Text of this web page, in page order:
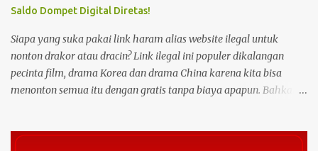
Saldo Dompet Digital Diretas!
Siapa yang suka pakai link haram alias website ilegal untuk
nonton drakor atau dracin? Link ilegal ini populer dikalangan
pecinta film, drama Korea dan drama China karena kita bisa
menonton semua itu dengan gratis tanpa biaya apapun. Bahkan
sepertinya harus dihentikan sekarang juga. Pasalnya menonton